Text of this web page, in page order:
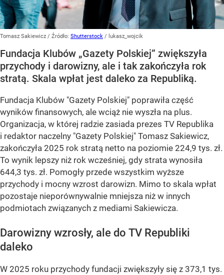
Tomasz Sakiewicz / Źródło: Shutterstock / lukasz_wojcik
Fundacja Klubów „Gazety Polskiej” zwiększyła
przychody i darowizny, ale i tak zakończyła rok
stratą. Skala wpłat jest daleko za Republiką.
Fundacja Klubów "Gazety Polskiej" poprawiła część
wyników finansowych, ale wciąż nie wyszła na plus.
Organizacja, w której radzie zasiada prezes TV Republika
i redaktor naczelny "Gazety Polskiej" Tomasz Sakiewicz,
zakończyła 2025 rok stratą netto na poziomie 224,9 tys. zł.
To wynik lepszy niż rok wcześniej, gdy strata wynosiła
644,3 tys. zł. Pomogły przede wszystkim wyższe
przychody i mocny wzrost darowizn. Mimo to skala wpłat
pozostaje nieporównywalnie mniejsza niż w innych
podmiotach związanych z mediami Sakiewicza.
Darowizny wzrosły, ale do TV Republiki
daleko
W 2025 roku przychody fundacji zwiększyły się z 373,1 tys.